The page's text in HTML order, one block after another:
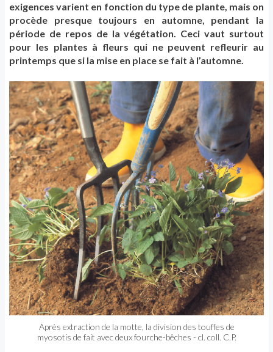
exigences varient en fonction du type de plante, mais on
procède presque toujours en automne, pendant la
période de repos de la végétation. Ceci vaut surtout
pour les plantes à fleurs qui ne peuvent refleurir au
printemps que si la mise en place se fait à l’automne.
Après extraction de la motte, la division des touffes de
myosotis de fait avec deux fourche-bêches - cl. coll. C.P.